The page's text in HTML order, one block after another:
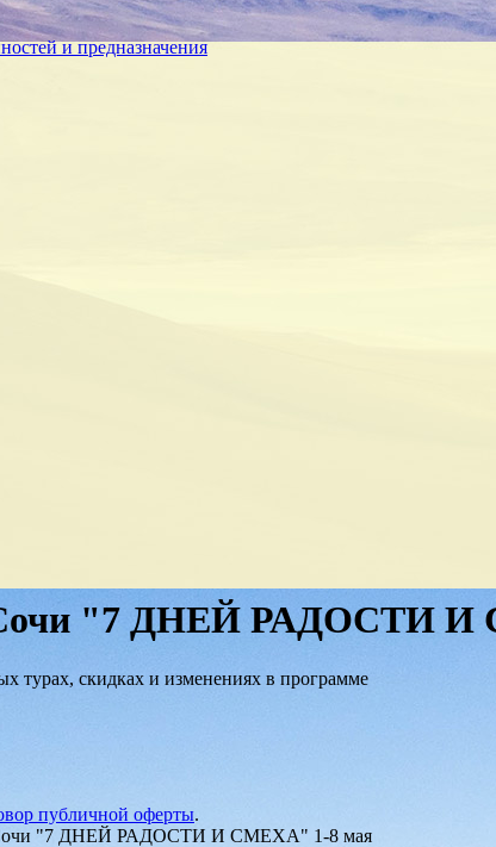
и предназначения
"7 ДНЕЙ РАДОСТИ И
турах, скидках и изменениях в программе
публичной оферты.
"7 ДНЕЙ РАДОСТИ И СМЕХА" 1-8 мая